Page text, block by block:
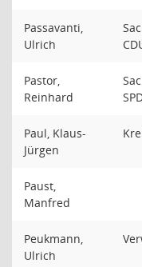
Passavanti,
Ulrich
Pastor,
Reinhard
Paul, Klaus-
Jürgen
Paust,
Manfred
Peukmann,
Ulrich